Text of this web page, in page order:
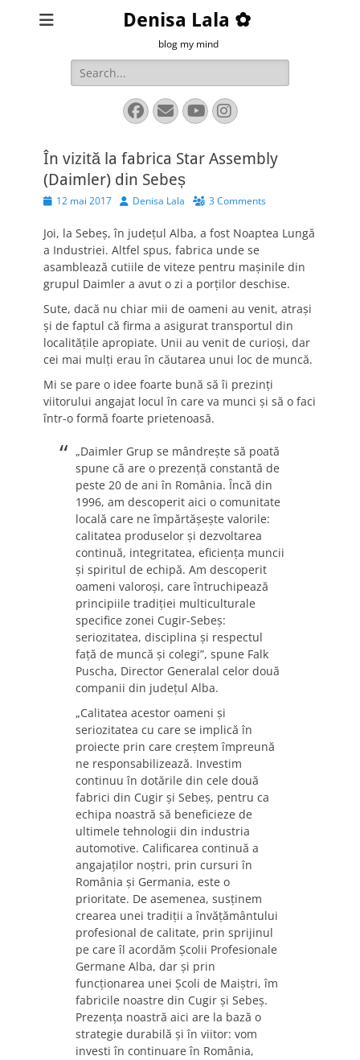
Denisa Lala ✿
blog my mind
Search
for:
Facebook
EmailYouTube
Instagram
În vizită la fabrica Star Assembly
(Daimler) din Sebeș
Posted12 mai 2017 AuthorDenisa Lala 3 Comments
Joi, la Sebeș, în județul Alba, a fost Noaptea Lungă
a Industriei. Altfel spus, fabrica unde se
asamblează cutiile de viteze pentru mașinile din
grupul Daimler a avut o zi a porților deschise.
Sute, dacă nu chiar mii de oameni au venit, atrași
și de faptul că firma a asigurat transportul din
localitățile apropiate. Unii au venit de curioși, dar
cei mai mulți erau în căutarea unui loc de muncă.
Mi se pare o idee foarte bună să îi prezinți
viitorului angajat locul în care va munci și să o faci
într-o formă foarte prietenoasă.
„Daimler Grup se mândrește să poată
spune că are o prezență constantă de
peste 20 de ani în România. Încă din
1996, am descoperit aici o comunitate
locală care ne împărtășește valorile:
calitatea produselor și dezvoltarea
continuă, integritatea, eficiența muncii
și spiritul de echipă. Am descoperit
oameni valoroși, care întruchipează
principiile tradiției multiculturale
specifice zonei Cugir-Sebeș:
seriozitatea, disciplina și respectul
față de muncă și colegi”, spune Falk
Puscha, Director Generalal celor două
companii din județul Alba.
„Calitatea acestor oameni și
seriozitatea cu care se implică în
proiecte prin care creștem împreună
ne responsabilizează. Investim
continuu în dotările din cele două
fabrici din Cugir și Sebeș, pentru ca
echipa noastră să beneficieze de
ultimele tehnologii din industria
automotive. Calificarea continuă a
angajaților noștri, prin cursuri în
România și Germania, este o
prioritate. De asemenea, susținem
crearea unei tradiții a învățământului
profesional de calitate, prin sprijinul
pe care îl acordăm Școlii Profesionale
Germane Alba, dar și prin
funcționarea unei Școli de Maiștri, îm
fabricile noastre din Cugir și Sebeș.
Prezența noastră aici are la bază o
strategie durabilă și în viitor: vom
investi în continuare în România,